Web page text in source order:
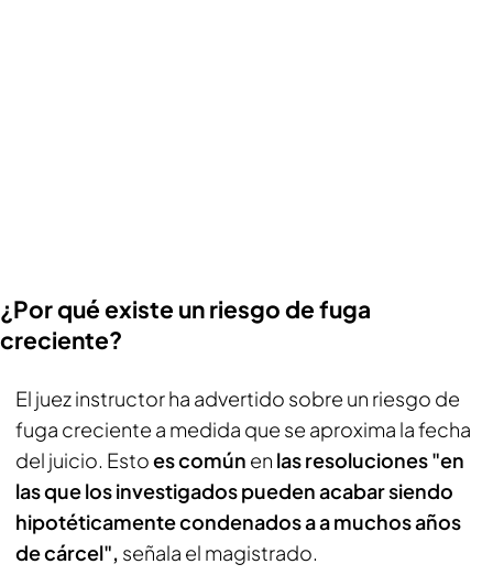
¿Por qué existe un riesgo de fuga
creciente?
El juez instructor ha advertido sobre un riesgo de
fuga creciente a medida que se aproxima la fecha
del juicio. Estoes común en las resoluciones "en
las que los investigados pueden acabar siendo
hipotéticamente condenados a a muchos años
de cárcel", señala el magistrado.